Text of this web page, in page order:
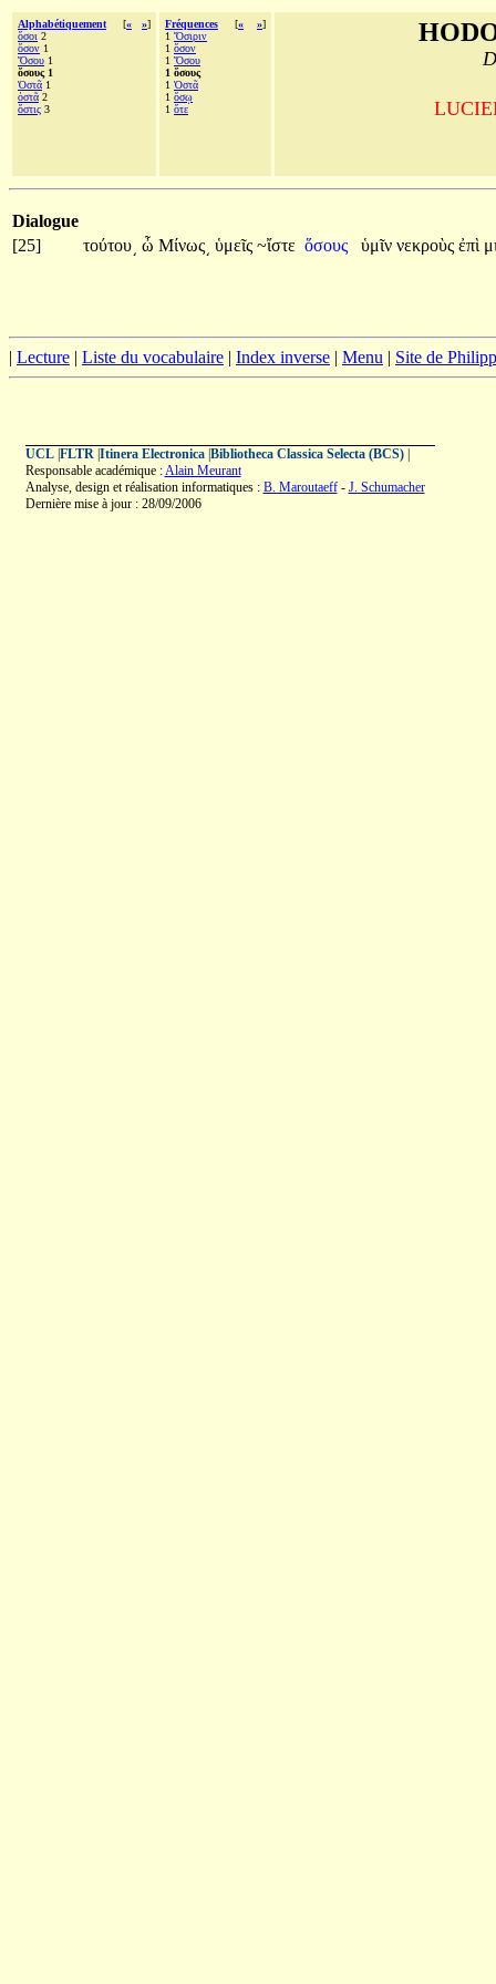
Alphabétiquement [« »]
ὅσοι 2
ὅσον 1
Ὅσου 1
ὅσους 1
Ὀστᾶ 1
ὀστᾶ 2
ὅστις 3
Fréquences [« »]
1 Ὄσιριν
1 ὅσον
1 Ὅσου
1 ὅσους
1 Ὀστᾶ
1 ὅσῳ
1 ὅτε
Dialogue
[25]
τούτου͵ ὦ Μίνως͵ ὑμεῖς ~ἴστε ὅσους ὑμῖν νεκροὺς ἐπὶ
| Lecture | Liste du vocabulaire | Index inverse | Menu | Site de
UCL| FLTR| Itinera Electronica| Bibliotheca Classica Selecta (BCS)|
Responsable académique :Alain Meurant
Analyse, design et réalisation informatiques : B. Maroutaeff- J. Schumacher
Dernière mise à jour : 28/09/2006